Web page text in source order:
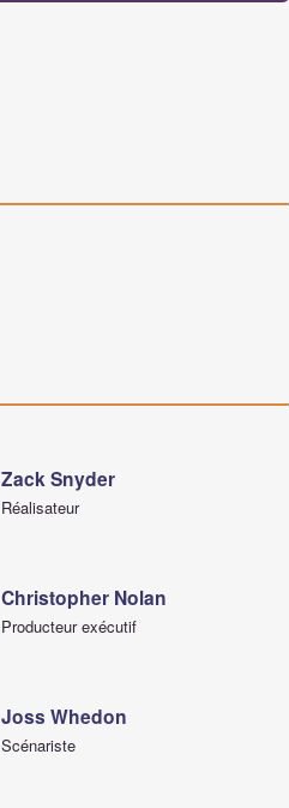
Zack Snyder
Réalisateur
Christopher Nolan
Producteur exécutif
Joss Whedon
Scénariste